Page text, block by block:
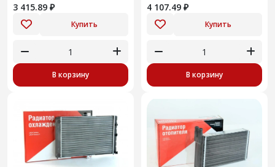
3 415.89 ₽
Купить
В корзину
4 107.49 ₽
Купить
В корзину